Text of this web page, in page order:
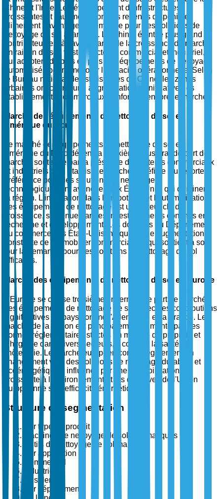
Chine et l'Inde. Le développement d'infrastructures
croissantes et l'augmentation des revenus disponibles
alimentent davantage la demande pour des solutions de
nettoyage de sol avancées. La Chine, étant le plus grand
contributeur, est à l'avant-garde de la croissance du marché
en raison de ses vastes secteurs commercial et industriel,
qui adoptent de plus en plus des équipements de nettoyage
automatisés pour améliorer l'efficacité opérationnelle. Selon
le Bureau national des statistiques de Chine, les zones
urbaines ont connu une augmentation significative des
établissements commerciaux, renforçant encore le marché.
Marché des équipements de nettoyage de sol en
Amérique du Nord
Le marché des équipements de nettoyage de sol en
Amérique du Nord détient la deuxième plus grande part de
marché, soutenue par la présence de secteurs commerciaux
et industriels bien établis. Le marché bénéficie d'une forte
préférence pour des solutions de nettoyage
technologiquement avancées aux États-Unis, qui dominent
la région. L'innovation dans la robotique et l'automatisation
des équipements de nettoyage est un moteur clé de
croissance, soutenue par des investissements continus en
recherche et développement. Les données du Département
du commerce des États-Unis indiquent une augmentation
constante de l'immobilier commercial, ce qui soutient à son
tour la demande pour des solutions de nettoyage de sol
efficaces.
Marché des équipements de nettoyage de sol en Europe
L'Europe se classe troisième en termes de part de marché
des équipements de nettoyage de sol, avec des contributions
significatives de pays comme l'Allemagne et la France. Le
marché de la région est principalement alimenté par des
normes réglementaires strictes en matière de propreté et
d'hygiène dans divers secteurs, y compris la santé et
l'hôtellerie. Le marché européen connaît également un
changement vers des solutions de nettoyage durables et
écoénergétiques, influencé par une sensibilisation
croissante à l'environnement et les directives de l'Union
européenne sur l'efficacité énergétique.
Structure de segmentation
Par type de produit
Machines de nettoyage de sol automatiques
Outils de nettoyage de sol manuels
Par application
Commercial
Industriel
Résidentiel
Par déploiement